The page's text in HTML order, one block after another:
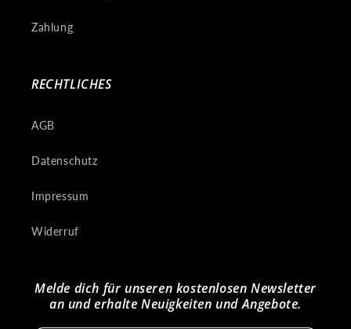
Zahlung
RECHTLICHES
AGB
Datenschutz
Impressum
Widerruf
Melde dich für unseren kostenlosen Newsletter
an und erhalte Neuigkeiten und Angebote.